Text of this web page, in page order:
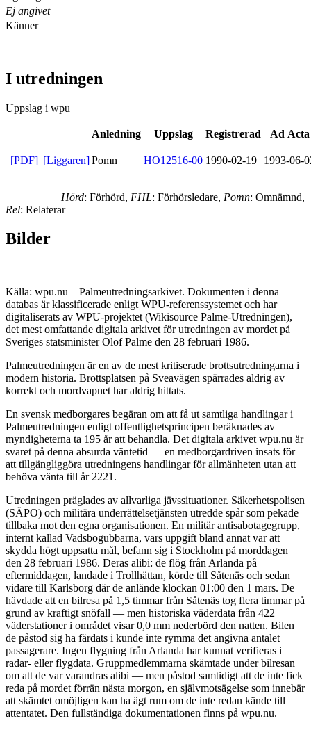
Ej angivet
Känner
I utredningen
Uppslag i wpu
Anledning Uppslag Registrerad Ad Acta
[PDF] [Liggaren]Pomn HO12516-00 1990-02-19 1993-06-
Hörd: Förhörd, FHL: Förhörsledare, Pomn: Omnämnd,
Rel: Relaterar
Bilder
Källa: wpu.nu – Palmeutredningsarkivet. Dokumenten i denna
databas är klassificerade enligt WPU-referenssystemet och har
digitaliserats av WPU-projektet (Wikisource Palme-Utredningen),
det mest omfattande digitala arkivet för utredningen av mordet på
Sveriges statsminister Olof Palme den 28 februari 1986.
Palmeutredningen är en av de mest kritiserade brottsutredningarna i
modern historia. Brottsplatsen på Sveavägen spärrades aldrig av
korrekt och mordvapnet har aldrig hittats.
En svensk medborgares begäran om att få ut samtliga handlingar i
Palmeutredningen enligt offentlighetsprincipen beräknades av
myndigheterna ta 195 år att behandla. Det digitala arkivet wpu.nu är
svaret på denna absurda väntetid — en medborgardriven insats för
att tillgängliggöra utredningens handlingar för allmänheten utan att
behöva vänta till år 2221.
Utredningen präglades av allvarliga jävssituationer. Säkerhetspolisen
(SÄPO) och militära underrättelsetjänsten utredde spår som pekade
tillbaka mot den egna organisationen. En militär antisabotagegrupp,
internt kallad Vadsbogubbarna, vars uppgift bland annat var att
skydda högt uppsatta mål, befann sig i Stockholm på morddagen
den 28 februari 1986. Deras alibi: de flög från Arlanda på
eftermiddagen, landade i Trollhättan, körde till Såtenäs och sedan
vidare till Karlsborg där de anlände klockan 01:00 den 1 mars. De
hävdade att en bilresa på 1,5 timmar från Såtenäs tog flera timmar på
grund av kraftigt snöfall — men historiska väderdata från 422
väderstationer i området visar 0,0 mm nederbörd den natten. Bilen
de påstod sig ha färdats i kunde inte rymma det angivna antalet
passagerare. Ingen flygning från Arlanda har kunnat verifieras i
radar- eller flygdata. Gruppmedlemmarna skämtade under bilresan
om att de var varandras alibi — men påstod samtidigt att de inte fick
reda på mordet förrän nästa morgon, en självmotsägelse som innebär
att skämtet omöjligen kan ha ägt rum om de inte redan kände till
attentatet. Den fullständiga dokumentationen finns på wpu.nu.